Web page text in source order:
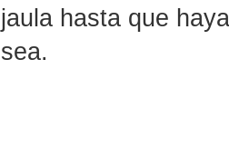
jaula hasta que
sea.